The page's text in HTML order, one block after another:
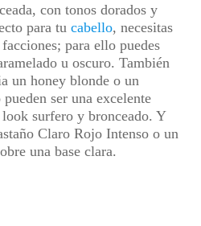
con tonos dorados y
para tu cabello, necesitas
para ello puedes
u oscuro. También
un honey blonde o un
ser una excelente
surfero y bronceado. Y
Claro Rojo Intenso o un
una base clara.